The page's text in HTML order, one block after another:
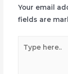
Your email
fields are
here..